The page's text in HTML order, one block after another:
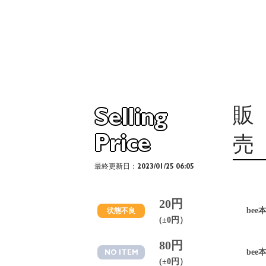
Selling
Price
販
売
最終更新日：2023/01/25 06:05
状態不良
20円
(±0円）
bee
NO ITEM
80円
(±0円）
bee